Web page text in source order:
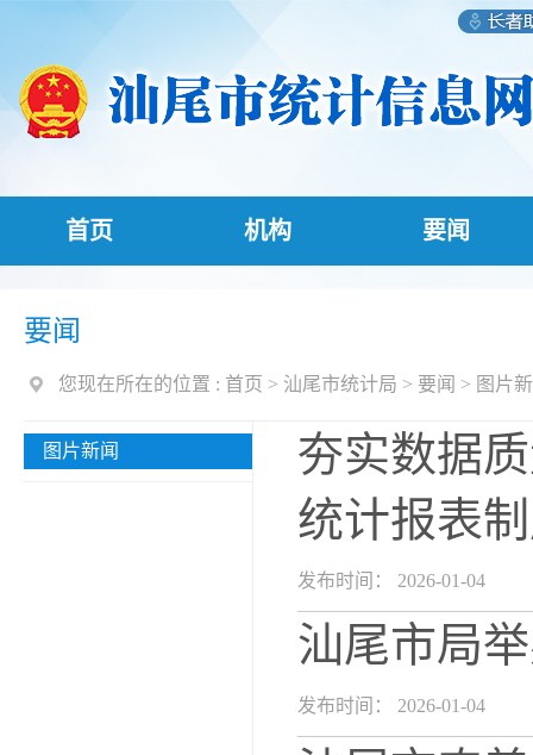
首页 机构 要闻
要闻
您现在所在的位置 : 首页 > 汕尾市统计局 > 要闻 > 图片
图片新闻
夯实数据
统计报表
发布时间： 2026-01-04
汕尾市局
发布时间： 2026-01-04